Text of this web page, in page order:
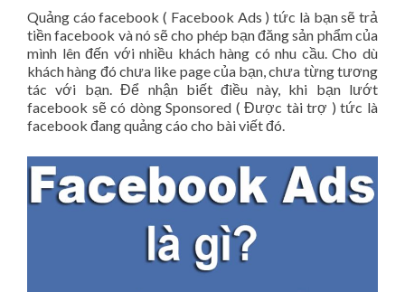
Quảng cáo facebook ( Facebook Ads ) tức là bạn sẽ trả
tiền facebook và nó sẽ cho phép bạn đăng sản phẩm của
mình lên đến với nhiều khách hàng có nhu cầu. Cho dù
khách hàng đó chưa like page của bạn, chưa từng tương
tác với bạn. Để nhận biết điều này, khi bạn lướt
facebook sẽ có dòng Sponsored ( Được tài trợ ) tức là
facebook đang quảng cáo cho bài viết đó.